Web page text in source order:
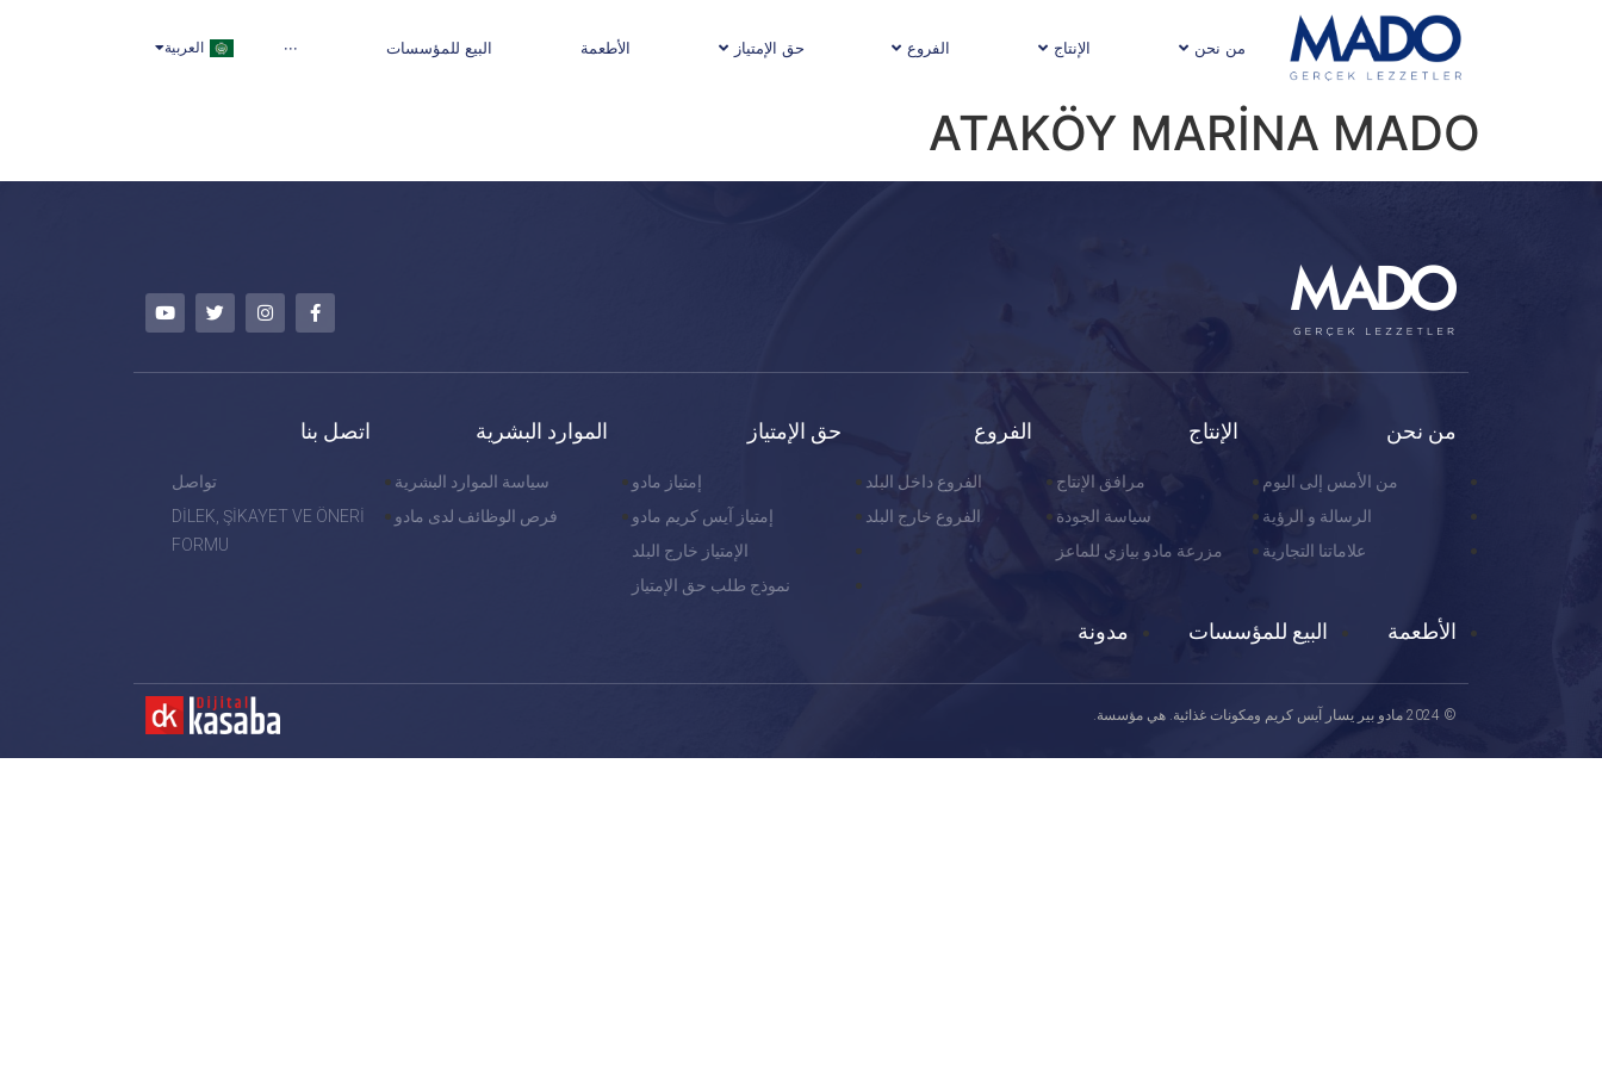
من نحن الإنتاج الفروع حق الإمتياز الأطعمة البيع للمؤسسات ··· العربية
ENGLISH
ATAKÖY MARİNA MADO
من نحن
من الأمس إلى اليوم
الرسالة و الرؤية
علاماتنا التجارية
الإنتاج
مرافق الإنتاج
سياسة الجودة
مزرعة مادو بيازي للماعز
الفروع
الفروع داخل البلد
الفروع خارج البلد
حق الإمتياز
إمتياز مادو
إمتياز آيس كريم مادو
الإمتياز خارج البلد
نموذج طلب حق الإمتياز
الموارد البشرية
سياسة الموارد البشرية
فرص الوظائف لدى مادو
اتصل بنا
تواصل
DİLEK, ŞİKAYET VE ÖNERİ
FORMU
الأطعمة البيع للمؤسسات مدونة
© 2024 مادو بير يسار آيس كريم ومكونات غذائية. هي مؤسسة.